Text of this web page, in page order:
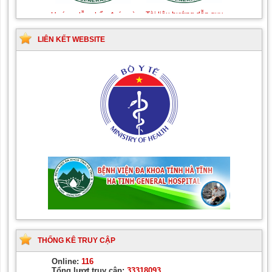
Hướng dẫn chẩn đoán và
điều trị các bệnh cơ
xương khớp
thuật Tiết niệu
Tài liệu hướng dẫn quy
trình kỹ thuật chuyên
ngành Da liễu
LIÊN KẾT WEBSITE
THỐNG KÊ TRUY CẬP
Online: 116